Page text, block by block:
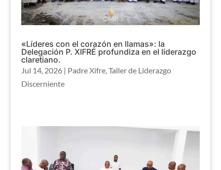
«Líderes con el corazón en llamas»: la
Delegación P. XIFRÉ profundiza en el liderazgo
claretiano.
Jul 14, 2026| Padre Xifre,Taller de Liderazgo
Discerniente